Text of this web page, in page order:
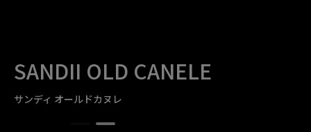
SANDII OLD CANELE
サンディ オールドカヌレ